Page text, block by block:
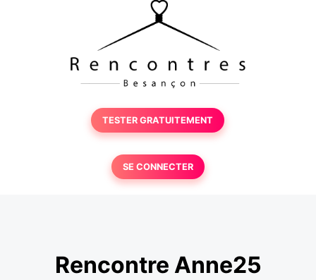
TESTER GRATUITEMENT
SE CONNECTER
Rencontre Anne25